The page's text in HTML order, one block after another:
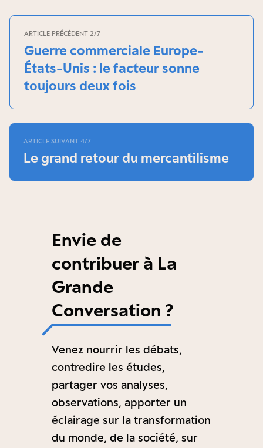
ARTICLE PRÉCÉDENT 2/7
Guerre commerciale Europe-
États-Unis : le facteur sonne
toujours deux fois
ARTICLE SUIVANT 4/7
Le grand retour du mercantilisme
Envie de
contribuer à La
Grande
Conversation ?
Venez nourrir les débats,
contredire les études,
partager vos analyses,
observations, apporter un
éclairage sur la transformation
du monde, de la société, sur